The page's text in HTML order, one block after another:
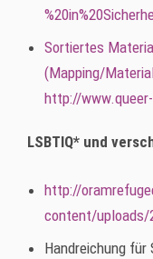
Sortiertes
(Mapping/
http://
LSBTIQ* und
http://
content/uploads/
Handreichung